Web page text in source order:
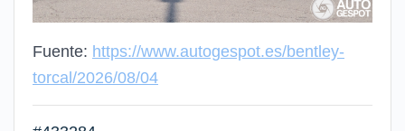
Fuente: https://www.autogespot.es/bentley-
torcal/2026/08/04